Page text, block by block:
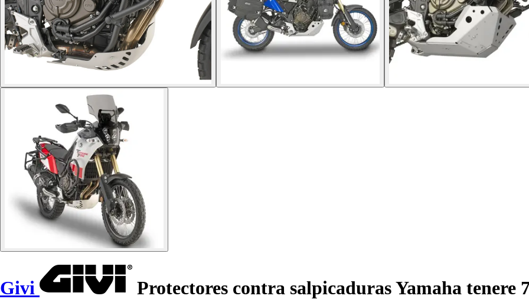
Givi Protectores contra salpicaduras Yamaha tenere